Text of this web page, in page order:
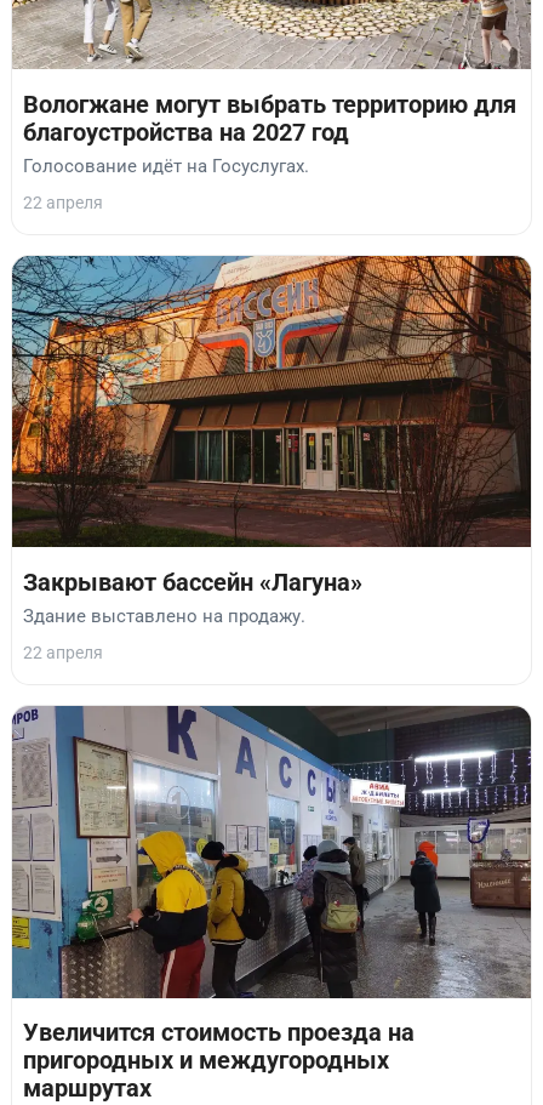
Вологжане могут выбрать территорию для
благоустройства на 2027 год
Голосование идёт на Госуслугах.
22 апреля
Закрывают бассейн «Лагуна»
Здание выставлено на продажу.
22 апреля
Увеличится стоимость проезда на
пригородных и междугородных
маршрутах